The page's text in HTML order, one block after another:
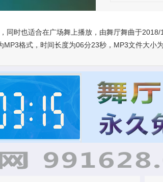
同时也适合在广场舞上播放，由舞厅舞曲于
格式，时间长度为06分23秒，MP3文件大小